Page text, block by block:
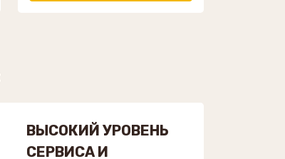
ВЫСОКИЙ УРОВЕНЬ
СЕРВИСА И